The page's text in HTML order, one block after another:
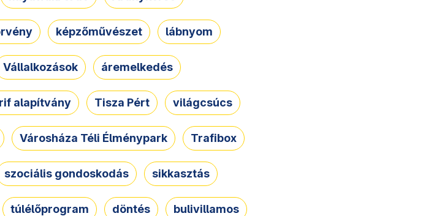
képzőművészet lábnyom
Vállalkozások áremelkedés
alapítvány Tisza Pért világcsúcs
Városháza Téli Élménypark Trafibox
szociális gondoskodás sikkasztás
túlélőprogram döntés bulivillamos